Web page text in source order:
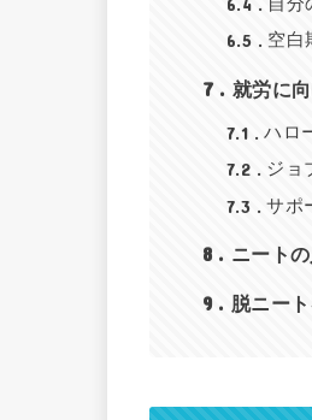
6.5 空白
7 就労に
7.1 ハロ
7.2 ジョ
7.3 サポ
8 ニート
9 脱ニー